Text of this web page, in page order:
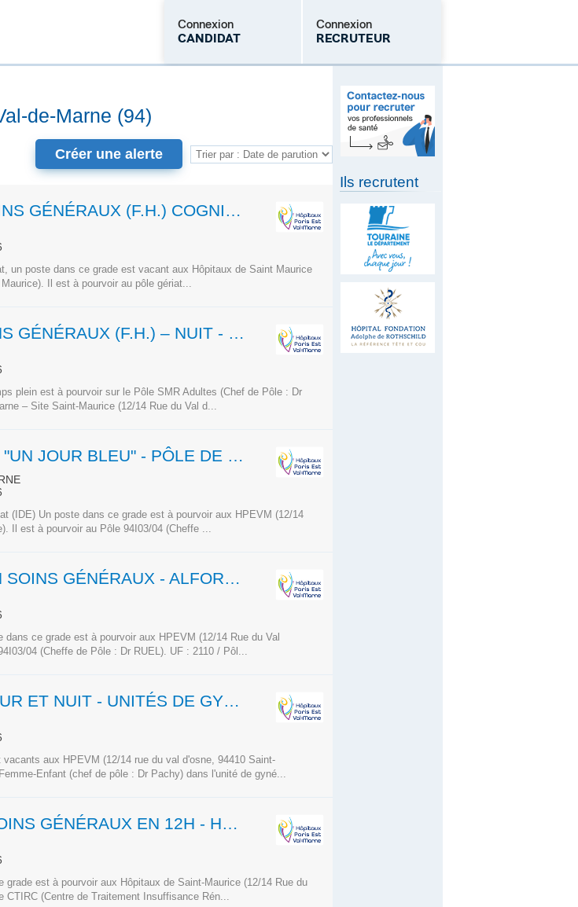
Connexion
CANDIDAT
Connexion
RECRUTEUR
Mot de passe oublié
de-Marne (94)
Créer une alerte
INFIRMIERS EN SOINS GÉNÉRAUX (F.H.) COGNITO-COMPORTEMENTALE – EN 10 H - GÉRIATRIE
un poste dans ce grade est vacant aux Hôpitaux de Saint Maurice
Il est à pourvoir au pôle gériat...
INFIRMIER EN SOINS GÉNÉRAUX (F.H.) – NUIT - PÔLE SOINS MÉDICAUX ET DE RÉADAPTATION ADULTES
plein est à pourvoir sur le Pôle SMR Adultes (Chef de Pôle : Dr
– Site Saint-Maurice (12/14 Rue du Val d...
INFIRMIER(E) - HDJ "UN JOUR BLEU" - PÔLE DE PÉDOPSYCHIATRIE 94I03-04
(IDE) Un poste dans ce grade est à pourvoir aux HPEVM (12/14
Il est à pourvoir au Pôle 94I03/04 (Cheffe ...
INFIRMIER(ÈRE) EN SOINS GÉNÉRAUX - ALFORTVILLE - PÔLE DE PÉDOPSYCHIATRIE 94I03-04
ce grade est à pourvoir aux HPEVM (12/14 Rue du Val
04 (Cheffe de Pôle : Dr RUEL). UF : 2110 / Pôl...
INFIRMIER(E)S - JOUR ET NUIT - UNITÉS DE GYNÉCOLOGIE-OBSTÉTRIQUE ET BLOC PÔLE FEMME-ENFANT
aux HPEVM (12/14 rue du val d'osne, 94410 Saint-
Enfant (chef de pôle : Dr Pachy) dans l'unité de gyné...
INFIRMIER(E) EN SOINS GÉNÉRAUX EN 12H - HÉMODIALYSE - PÔLE CTIRC
est à pourvoir aux Hôpitaux de Saint-Maurice (12/14 Rue du
(Centre de Traitement Insuffisance Rén...
Ils recrutent